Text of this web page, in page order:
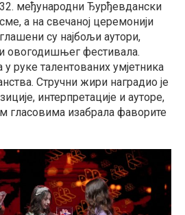
међународни Ђурђевдански
а на свечаној церемонији
су најбољи аутори,
овогодишњег фестивала.
руке талентованих умјетника
Стручни жири наградио је
интерпретације и ауторе,
гласовима изабрала фаворите